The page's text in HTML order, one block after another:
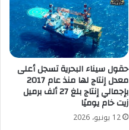
حقول سيناء البحرية تسجل أعلى
معدل إنتاج لها منذ عام 2017
بإجمالي إنتاج بلغ 27 ألف برميل
زيت خام يوميًا
12 يونيو، 2026